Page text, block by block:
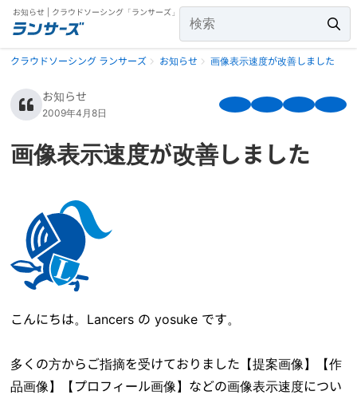
お知らせ | クラウドソーシング「ランサーズ」
クラウドソーシング ランサーズ お知らせ 画像表示速度が改善しました
お知らせ
2009年4月8日
画像表示速度が改善しました
こんにちは。Lancers の yosuke です。
多くの方からご指摘を受けておりました【提案画像】【作
品画像】【プロフィール画像】などの画像表示速度につい